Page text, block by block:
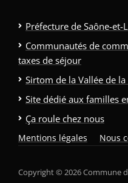
Préfecture de Saône-et-
Communautés de
taxes de séjour
Sirtom de la Vallée de
Site dédié aux familles
Ça roule chez nous
Mentions légales Nous
Copyright © 2026 Commune